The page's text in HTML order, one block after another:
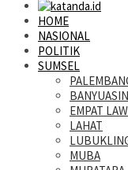
HOME
NASIONAL
POLITIK
SUMSEL
BANYUASIN
EMPAT
LAHAT
MUBA